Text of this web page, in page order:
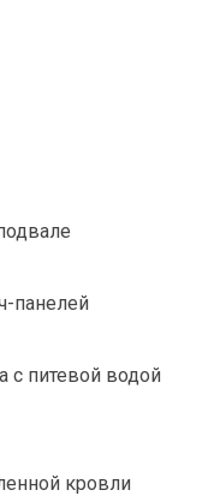
панелей
с питевой водой
кровли